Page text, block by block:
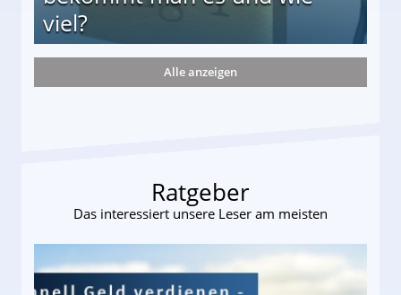
viel?
und wie viel?
Alle anzeigen
Ratgeber
Das interessiert unsere Leser am meisten